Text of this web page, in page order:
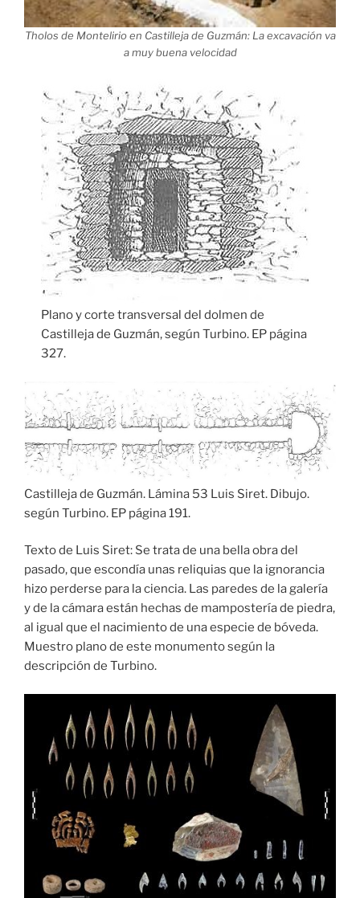
Tholos de Montelirio en Castilleja de Guzmán: La excavación va
a muy buena velocidad
Plano y corte transversal del dolmen de
Castilleja de Guzmán, según Turbino. EP página
327.
Castilleja de Guzmán. Lámina 53 Luis Siret. Dibujo.
según Turbino. EP página 191.
Texto de Luis Siret: Se trata de una bella obra del
pasado, que escondía unas reliquias que la ignorancia
hizo perderse para la ciencia. Las paredes de la galería
y de la cámara están hechas de mampostería de piedra,
al igual que el nacimiento de una especie de bóveda.
Muestro plano de este monumento según la
descripción de Turbino.